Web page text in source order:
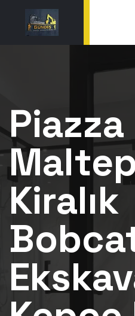
Piazza
Kiralık